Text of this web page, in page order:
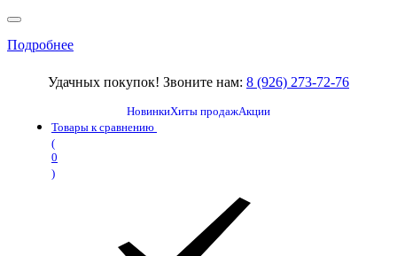
Подробнее
Удачных покупок! Звоните нам: 8 (926) 273-72-76
НовинкиХиты продажАкции
Товары к сравнению
(
0
)